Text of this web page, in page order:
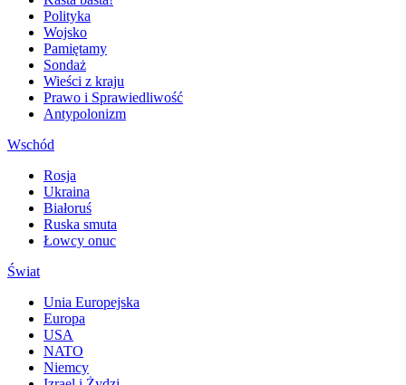
Polityka
Wojsko
Pamiętamy
Sondaż
Wieści z kraju
Prawo i Sprawiedliwość
Antypolonizm
Wschód
Rosja
Ukraina
Białoruś
Ruska smuta
Łowcy onuc
Świat
Unia Europejska
Europa
USA
NATO
Niemcy